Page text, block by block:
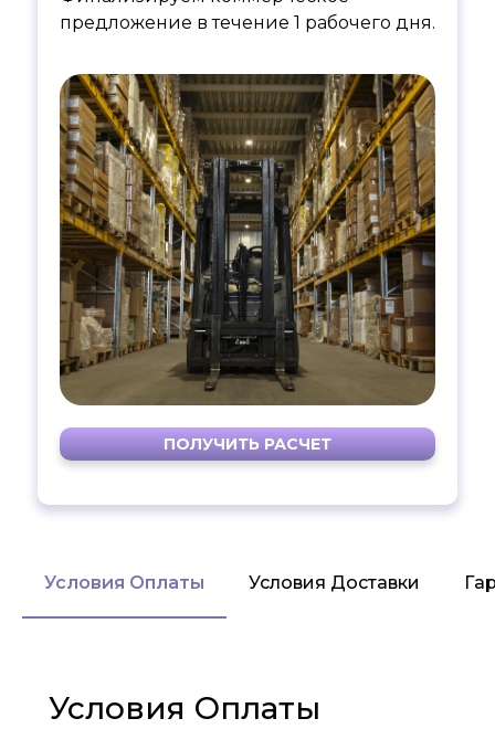
предложение в течение 1 рабочего дня.
ПОЛУЧИТЬ РАСЧЕТ
Условия Оплаты Условия Доставки
Условия Оплаты